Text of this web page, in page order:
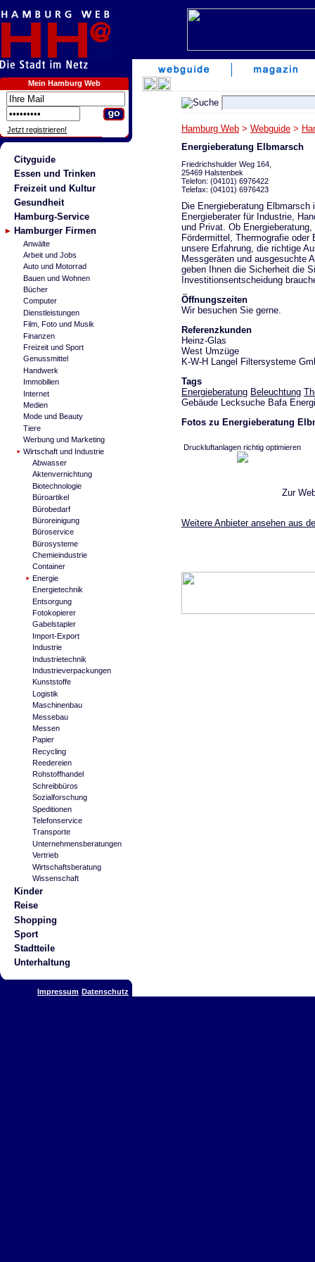
Mein Hamburg Web
Jetzt registrieren!
Cityguide
Essen und Trinken
Freizeit und Kultur
Gesundheit
Hamburg-Service
Hamburger Firmen
Anwälte
Arbeit und Jobs
Auto und Motorrad
Bauen und Wohnen
Bücher
Computer
Dienstleistungen
Film, Foto und Musik
Finanzen
Freizeit und Sport
Genussmittel
Handwerk
Immobilien
Internet
Medien
Mode und Beauty
Tiere
Werbung und Marketing
Wirtschaft und Industrie
Abwasser
Aktenvernichtung
Biotechnologie
Büroartikel
Bürobedarf
Büroreinigung
Büroservice
Bürosysteme
Chemieindustrie
Container
Energie
Energietechnik
Entsorgung
Fotokopierer
Gabelstapler
Import-Export
Industrie
Industrietechnik
Industrieverpackungen
Kunststoffe
Logistik
Maschinenbau
Messebau
Messen
Papier
Recycling
Reedereien
Rohstoffhandel
Schreibbüros
Sozialforschung
Speditionen
Telefonservice
Transporte
Unternehmensberatungen
Vertrieb
Wirtschaftsberatung
Wissenschaft
Kinder
Reise
Shopping
Sport
Stadtteile
Unterhaltung
Impressum Datenschutz
Hamburg Web > Webguide >
Energieberatung Elbmarsch
Friedrichshulder Weg 164,
25469 Halstenbek
Telefon: (04101) 6976422
Telefax: (04101) 6976423
Die Energieberatung Elbmarsch
Energieberater für Industrie,
und Privat. Ob
Fördermittel, Thermografie oder
unsere Erfahrung, die richtige
Messgeräten und ausgesuchte
geben Ihnen die Sicherheit die
Investitionsentscheidung
Öffnungszeiten
Wir besuchen Sie gerne.
Referenzkunden
Heinz-Glas
West Umzüge
K-W-H Langel Filtersysteme
Tags
Energieberatung Beleuchtung
Gebäude Lecksuche Bafa
Fotos zu Energieberatung
Druckluftanlagen richtig optimieren
Zur
Weitere Anbieter ansehen aus